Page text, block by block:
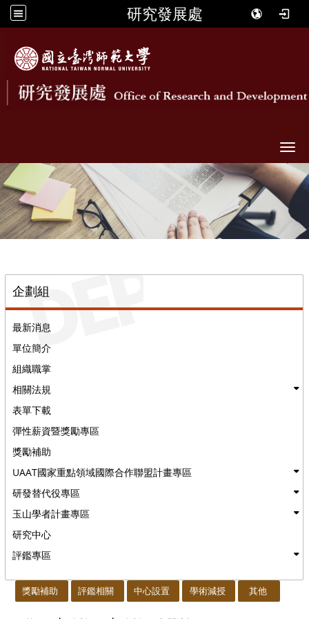
研究發展處
企劃組
最新消息
單位簡介
組織職掌
相關法規
表單下載
彈性薪資暨獎勵專區
獎勵補助
UAAT國家重點領域國際合作聯盟計畫專區
研發替代役專區
玉山學者計畫專區
研究中心
評鑑專區
獎勵補助 評鑑相關 中心設置 學術減授 其他